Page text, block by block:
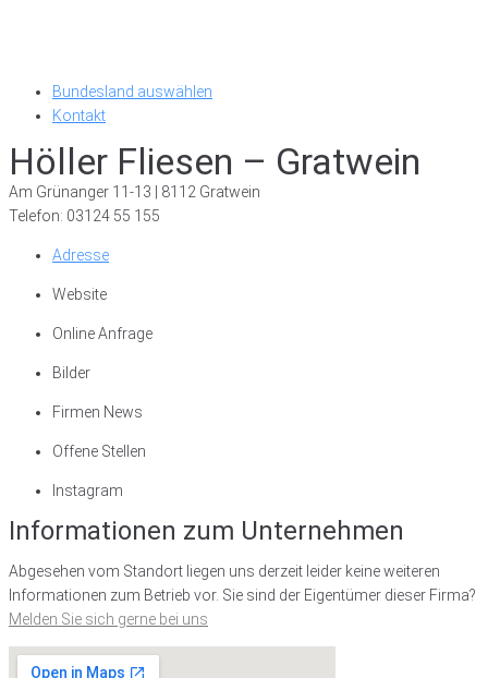
Bundesland auswählen
Kontakt
Höller Fliesen – Gratwein
Am Grünanger 11-13 | 8112 Gratwein
Telefon: 03124 55 155
Adresse
Website
Online Anfrage
Bilder
Firmen News
Offene Stellen
Instagram
Informationen zum Unternehmen
Abgesehen vom Standort liegen uns derzeit leider keine weiteren
Informationen zum Betrieb vor. Sie sind der Eigentümer dieser Firma?
Melden Sie sich gerne bei uns